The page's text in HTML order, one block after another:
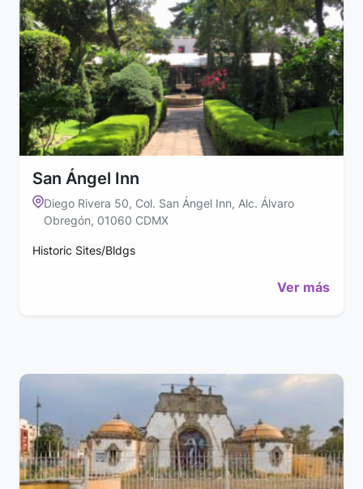
San Ángel Inn
Diego Rivera 50, Col. San Ángel Inn, Alc. Álvaro
Obregón, 01060 CDMX
Historic Sites/Bldgs
Ver más